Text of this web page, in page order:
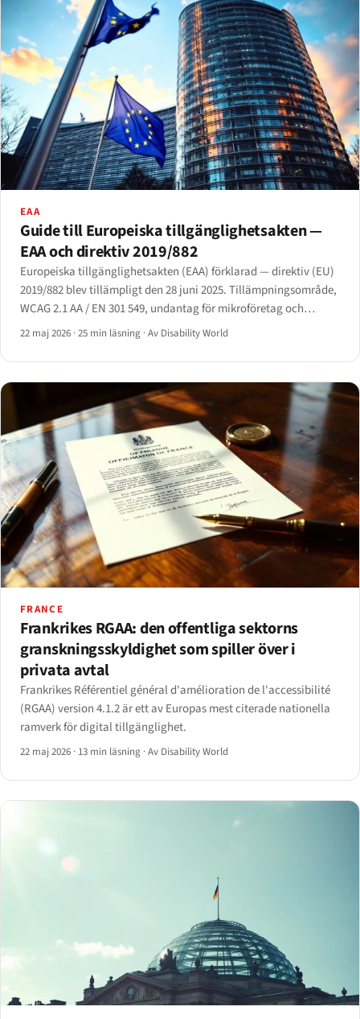
EAA
Guide till Europeiska tillgänglighetsakten —
EAA och direktiv 2019/882
Europeiska tillgänglighetsakten (EAA) förklarad — direktiv (EU)
2019/882 blev tillämpligt den 28 juni 2025. Tillämpningsområde,
WCAG 2.1 AA / EN 301 549, undantag för mikroföretag och
försvar mot oproportionerlig börda i artikel 14.
22 maj 2026 ·25 min läsning ·Av Disability World
FRANCE
Frankrikes RGAA: den offentliga sektorns
granskningsskyldighet som spiller över i
privata avtal
Frankrikes Référentiel général d'amélioration de l'accessibilité
(RGAA) version 4.1.2 är ett av Europas mest citerade nationella
ramverk för digital tillgänglighet.
22 maj 2026 · 13 min läsning ·Av Disability World